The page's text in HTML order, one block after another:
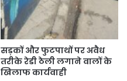
सड़कों और फुटपाथों पर अवैध
तरीके रेडी ठेली लगाने वालों के
खिलाफ कार्यवाही